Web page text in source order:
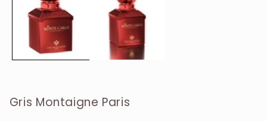
dans
une
fenêtre
Gris Montaigne Paris